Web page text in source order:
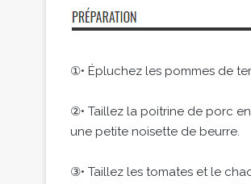
①• Épluchez les pommes de
②• Taillez la poitrine de porc
une petite noisette de beurre.
③• Taillez les tomates et le